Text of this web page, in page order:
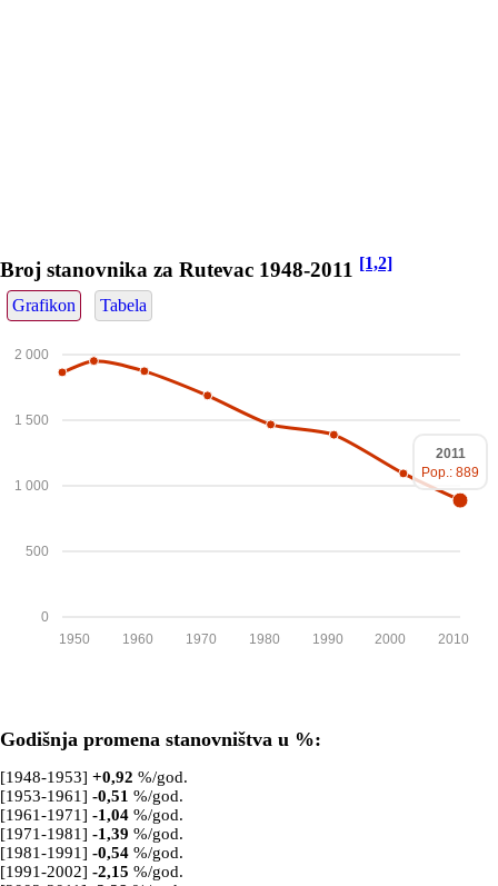
Broj stanovnika za Rutevac 1948-2011 [1,2]
Grafikon Tabela
0
500
1 000
1 500
2 000
2010
2000
1990
1980
1970
1960
1950
2011
Pop.: 889
Godišnja promena stanovništva u %:
[1948-1953] +0,92 %/god.
[1953-1961] -0,51 %/god.
[1961-1971] -1,04 %/god.
[1971-1981] -1,39 %/god.
[1981-1991] -0,54 %/god.
[1991-2002] -2,15 %/god.